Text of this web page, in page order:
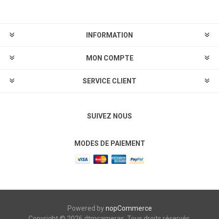
INFORMATION
MON COMPTE
SERVICE CLIENT
SUIVEZ NOUS
MODES DE PAIEMENT
Powered bynopCommerce